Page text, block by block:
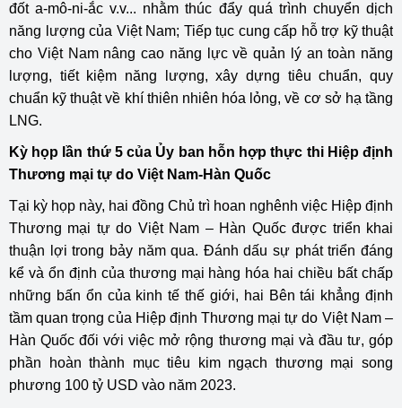
đốt a-mô-ni-ắc v.v... nhằm thúc đẩy quá trình chuyển dịch
năng lượng của Việt Nam; Tiếp tục cung cấp hỗ trợ kỹ thuật
cho Việt Nam nâng cao năng lực về quản lý an toàn năng
lượng, tiết kiệm năng lượng, xây dựng tiêu chuẩn, quy
chuẩn kỹ thuật về khí thiên nhiên hóa lỏng, về cơ sở hạ tầng
LNG.
Kỳ họp lần thứ 5 của Ủy ban hỗn hợp thực thi Hiệp định
Thương mại tự do Việt Nam-Hàn Quốc
Tại kỳ họp này, hai đồng Chủ trì hoan nghênh việc Hiệp định
Thương mại tự do Việt Nam – Hàn Quốc được triển khai
thuận lợi trong bảy năm qua. Đánh dấu sự phát triển đáng
kể và ổn định của thương mại hàng hóa hai chiều bất chấp
những bấn ổn của kinh tế thế giới, hai Bên tái khẳng định
tầm quan trọng của Hiệp định Thương mại tự do Việt Nam –
Hàn Quốc đối với việc mở rộng thương mại và đầu tư, góp
phần hoàn thành mục tiêu kim ngạch thương mại song
phương 100 tỷ USD vào năm 2023.